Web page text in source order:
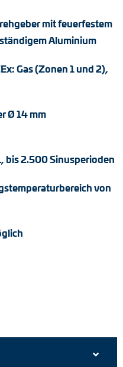
mit feuerfestem
Aluminium
Gas (Zonen 1 und 2),
Ø 14 mm
bis 2.500 Sinusperioden
von